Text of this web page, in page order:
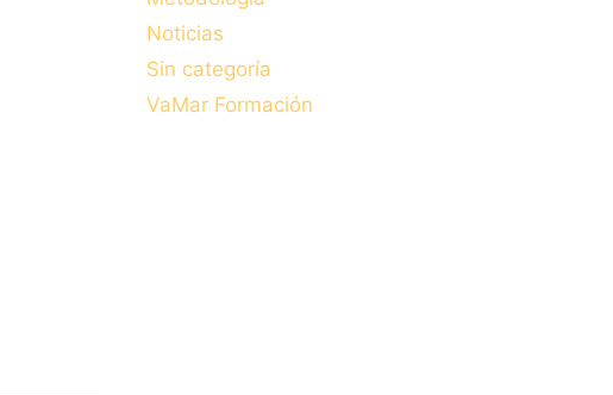
Noticias
Sin categoría
VaMar Formación